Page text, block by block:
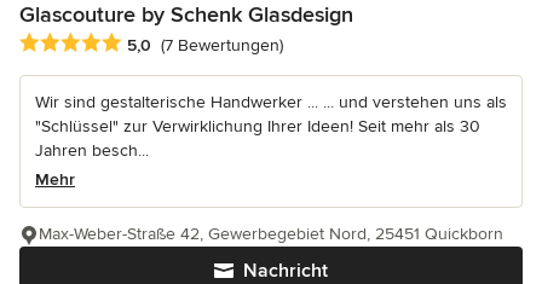
Glascouture by Schenk Glasdesign
Durchschnittliche Bewertung: 5 von 5 Sternen
5,0 (7 Bewertungen)
Wir sind gestalterische Handwerker ... ... und verstehen uns als
"Schlüssel" zur Verwirklichung Ihrer Ideen! Seit mehr als 30
Jahren besch...
Mehr
Nachricht
Max-Weber-Straße 42, Gewerbegebiet Nord, 25451 Quickborn